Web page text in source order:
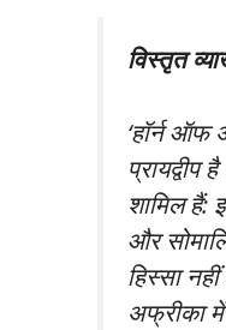
विस्तृत
‘हॉर्न ऑफ
शामिल हैं:
और
हिस्सा नहीं
अफ्रीका